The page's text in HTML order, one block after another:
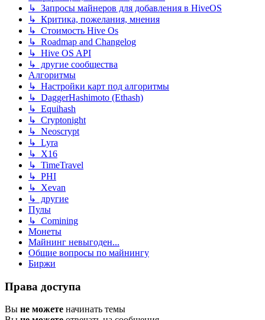
↳ Запросы майнеров для добавления в HiveOS
↳ Критика, пожелания, мнения
↳ Стоимость Hive Os
↳ Roadmap and Changelog
↳ Hive OS API
↳ другие сообщества
Алгоритмы
↳ Настройки карт под алгоритмы
↳ DaggerHashimoto (Ethash)
↳ Equihash
↳ Cryptonight
↳ Neoscrypt
↳ Lyra
↳ X16
↳ TimeTravel
↳ PHI
↳ Xevan
↳ другие
Пулы
↳ Comining
Монеты
Майнинг невыгоден...
Общие вопросы по майнингу
Биржи
Права доступа
Вы не можете начинать темы